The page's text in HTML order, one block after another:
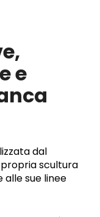
e
dal
propria scultura
alle sue linee